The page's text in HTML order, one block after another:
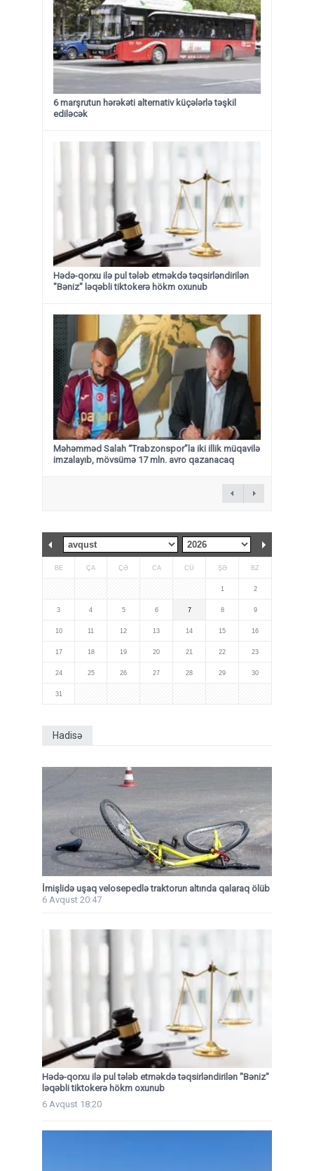
6 marşrutun hərəkəti alternativ küçələrlə təşkil
ediləcək
Hədə-qorxu ilə pul tələb etməkdə təqsirləndirilən
"Bəniz" ləqəbli tiktokerə hökm oxunub
Məhəmməd Salah “Trabzonspor”la iki illik müqavilə
imzalayıb, mövsümə 17 mln. avro qazanacaq
BE ÇA ÇƏ CA CÜ ŞƏ BZ
1 2
3 4 5 6 7 8 9
10 11 12 13 14 15 16
17 18 19 20 21 22 23
24 25 26 27 28 29 30
31
Hadisə
İmişlidə uşaq velosepedlə traktorun altında qalaraq ölüb
6 Avqust 20:47
Hədə-qorxu ilə pul tələb etməkdə təqsirləndirilən "Bəniz"
ləqəbli tiktokerə hökm oxunub
6 Avqust 18:20